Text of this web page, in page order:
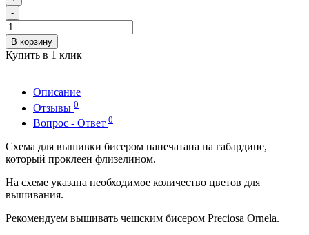
-
В корзину
Купить в 1 клик
Описание
Отзывы 0
Вопрос - Ответ 0
Схема для вышивки бисером напечатана на габардине,
который проклеен флизелином.
На схеме указана необходимое количество цветов для
вышивания.
Рекомендуем вышивать чешским бисером Preciosa Ornela.